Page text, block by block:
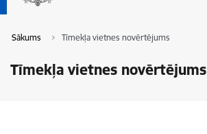
Sākums Tīmekļa vietnes novērtējums
Tīmekļa vietnes novērtējums